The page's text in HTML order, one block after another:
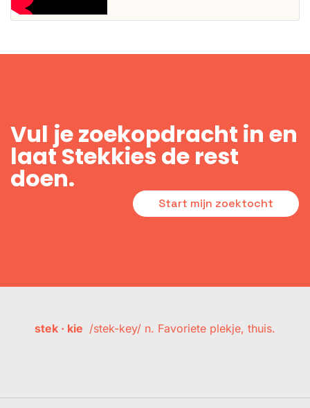
Vul je zoekopdracht in en
laat Stekkies de rest
doen.
Start mijn zoektocht
stek · kie /stek-key/ n. Favoriete plekje, thuis.